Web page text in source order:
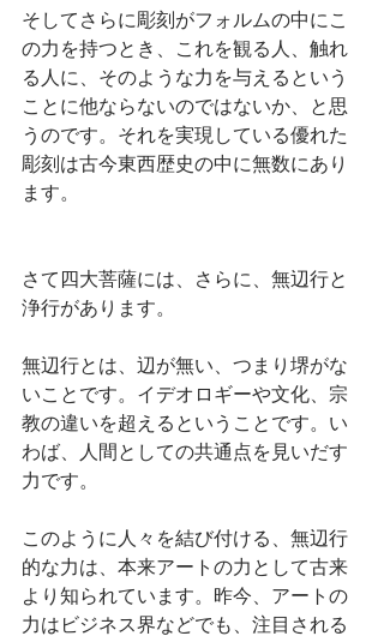
そしてさらに彫刻がフォルムの中にこ
の力を持つとき、これを観る人、触れ
る人に、そのような力を与えるという
ことに他ならないのではないか、と思
うのです。それを実現している優れた
彫刻は古今東西歴史の中に無数にあり
ます。
さて四大菩薩には、さらに、無辺行と
浄行があります。
無辺行とは、辺が無い、つまり堺がな
いことです。イデオロギーや文化、宗
教の違いを超えるということです。い
わば、人間としての共通点を見いだす
力です。
このように人々を結び付ける、無辺行
的な力は、本来アートの力として古来
より知られています。昨今、アートの
力はビジネス界などでも、注目される